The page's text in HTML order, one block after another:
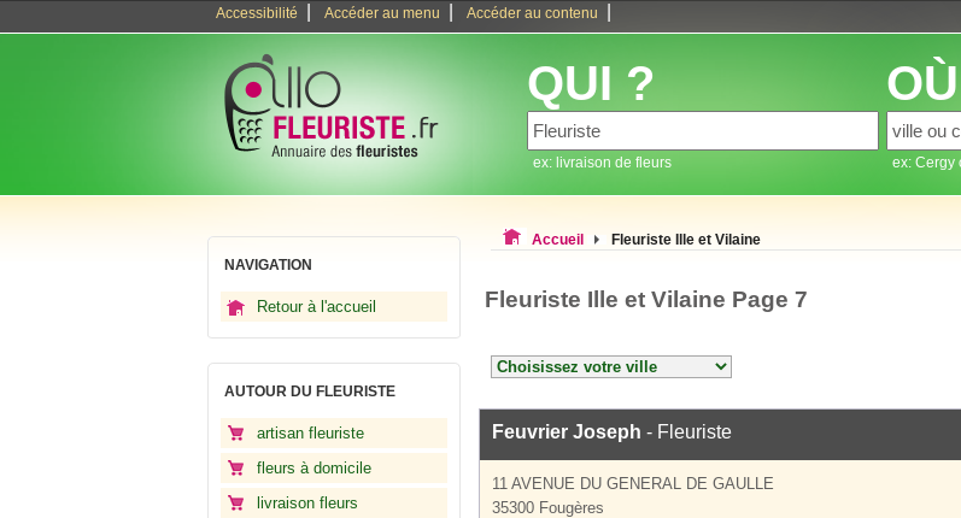
Accessibilité Accéder au menu Accéder au contenu
QUI ?
ex: livraison de fleurs ex: Cergy
NAVIGATION
Retour à l'accueil
AUTOUR DU FLEURISTE
artisan fleuriste
fleurs à domicile
livraison fleurs
Accueil Fleuriste Ille et Vilaine
Fleuriste Ille et Vilaine Page 7
Feuvrier Joseph - Fleuriste
11 AVENUE DU GENERAL DE GAULLE
35300 Fougères